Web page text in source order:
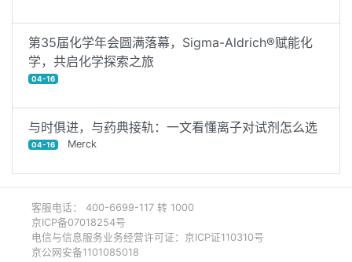
第35届化学年会圆满落幕，Sigma-Aldrich®赋能化
学，共启化学探索之旅
04-16
与时俱进，与药典接轨：一文看懂离子对试剂怎么选
04-16 Merck
客服电话： 400-6699-117 转 1000
京ICP备07018254号
电信与信息服务业务经营许可证：京ICP证110310号
京公网安备1101085018